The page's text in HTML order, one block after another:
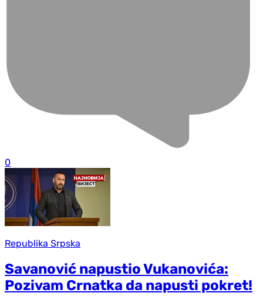
0
Republika Srpska
Savanović napustio Vukanovića:
Pozivam Crnatka da napusti pokret!